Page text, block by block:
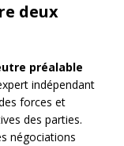
deux
préalable
indépendant
forces et
des parties.
négociations